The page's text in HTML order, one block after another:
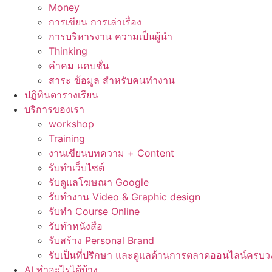
Money
การเขียน การเล่าเรื่อง
การบริหารงาน ความเป็นผู้นำ
Thinking
คำคม แคบชั่น
สาระ ข้อมูล สำหรับคนทำงาน
ปฏิทินตารางเรียน
บริการของเรา
workshop
Training
งานเขียนบทความ + Content
รับทำเว็บไซต์
รับดูแลโฆษณา Google
รับทำงาน Video & Graphic design
รับทำ Course Online
รับทำหนังสือ
รับสร้าง Personal Brand
รับเป็นที่ปรึกษา และดูแลด้านการตลาดออนไลน์ครบว
AI ทำอะไรได้บ้าง